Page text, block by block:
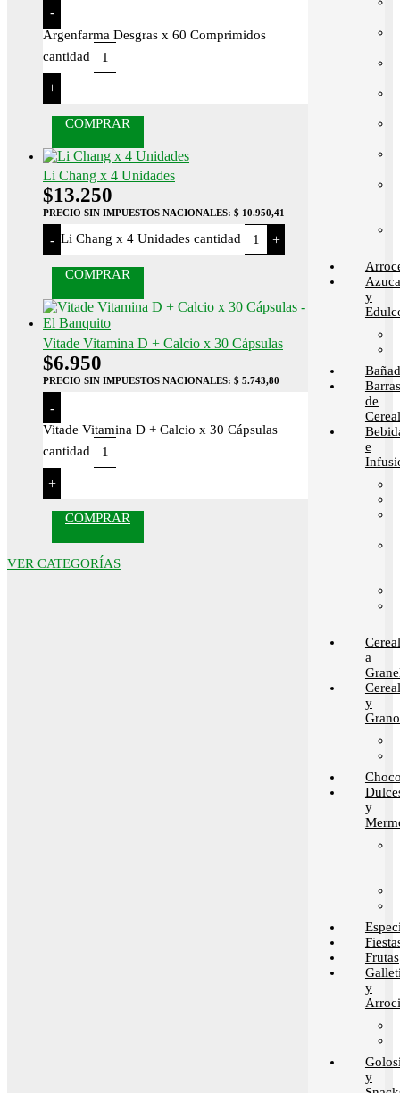
-
Argenfarma Desgras x 60 Comprimidos
cantidad
+
COMPRAR
Li Chang x 4 Unidades
$13.250
PRECIO SIN IMPUESTOS NACIONALES: $ 10.950,41
- Li Chang x 4 Unidades cantidad +
COMPRAR
Vitade Vitamina D + Calcio x 30 Cápsulas
$6.950
PRECIO SIN IMPUESTOS NACIONALES: $ 5.743,80
-
Vitade Vitamina D + Calcio x 30 Cápsulas
cantidad
+
COMPRAR
VER CATEGORÍAS
y
Barras
de
e
a
y
y
Frutas
y
y